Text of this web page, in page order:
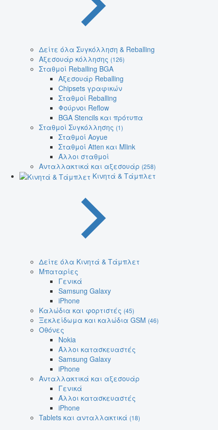
Δείτε όλα Συγκόλληση & Reballing
Αξεσουάρ κόλλησης (126)
Σταθμοί Reballing BGA
Αξεσουάρ Reballing
Chipsets γραφικών
Σταθμοί Reballing
Φούρνοι Reflow
BGA Stencils και πρότυπα
Σταθμοί Συγκόλλησης (1)
Σταθμοί Aoyue
Σταθμοί Atten και Mlink
Άλλοι σταθμοί
Ανταλλακτικά και αξεσουάρ (258)
Κινητά & Τάμπλετ
Δείτε όλα Κινητά & Τάμπλετ
Μπαταρίες
Γενικά
Samsung Galaxy
iPhone
Καλώδια και φορτιστές (45)
Ξεκλείδωμα και καλώδια GSM (46)
Οθόνες
Nokia
Άλλοι κατασκευαστές
Samsung Galaxy
iPhone
Ανταλλακτικά και αξεσουάρ
Γενικά
Άλλοι κατασκευαστές
iPhone
Tablets και ανταλλακτικά (18)